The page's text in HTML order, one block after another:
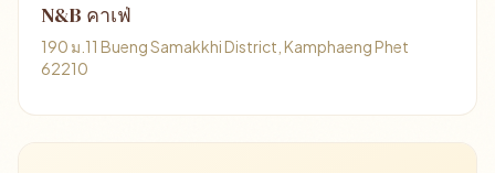
N&B คาเฟ่
190 ม.11 Bueng Samakkhi District, Kamphaeng Phet
62210